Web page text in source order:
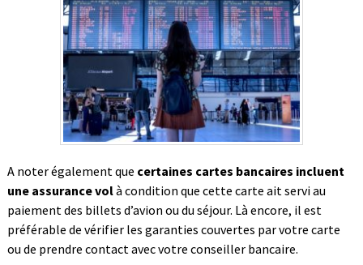
A noter également que certaines cartes bancaires incluent
une assurance volà condition que cette carte ait servi au
paiement des billets d’avion ou du séjour. Là encore, il est
préférable de vérifier les garanties couvertes par votre carte
ou de prendre contact avec votre conseiller bancaire.